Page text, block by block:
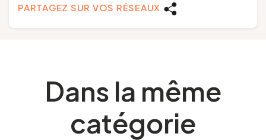
PARTAGEZ SUR VOS RÉSEAUX
Dans la même
catégorie